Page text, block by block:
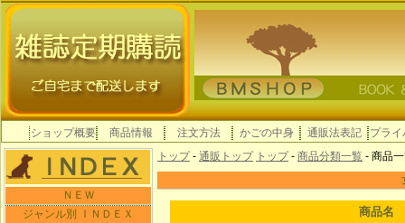
ショップ概要 商品情報 注文方法 かごの中身 通販法表記 プライ
ＮＥＷ
ジャンル別 ＩＮＤＥＸ
トップ- 通販トップ トップ- 商品分類一覧 - 商品
商品名